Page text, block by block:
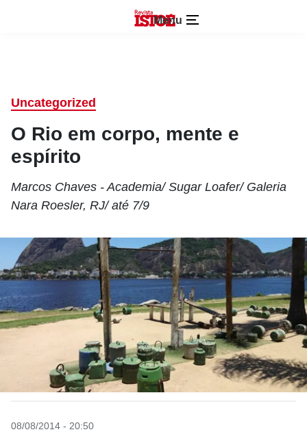
Menu
Uncategorized
O Rio em corpo, mente e
espírito
Marcos Chaves - Academia/ Sugar Loafer/ Galeria
Nara Roesler, RJ/ até 7/9
08/08/2014 - 20:50